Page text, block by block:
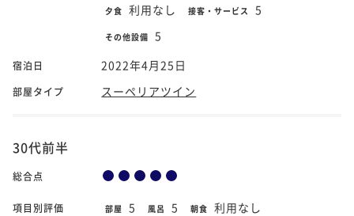
夕食 利用なし 接客・サービス 5
その他設備 5
宿泊日 2022年4月25日
部屋タイプ スーペリアツイン
30代前半
総合点
項目別評価 部屋 5 風呂 5 朝食 利用なし